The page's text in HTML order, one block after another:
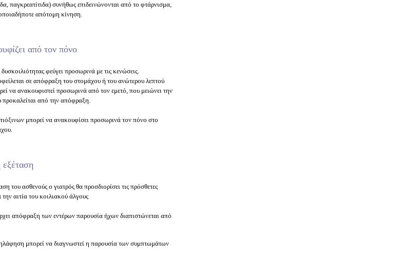
παγκρεατίτιδα) συνήθως επιδεινώνονται από το φτάρνισμα,
απότομη κίνηση.
από τον πόνο
φεύγει προσωρινά με τις κενώσεις.
σε απόφραξη του στομάχου ή του ανώτερου λεπτού
να ανακουφιστεί προσωρινά από τον εμετό, που μειώνει την
προκαλείται από την απόφραξη.
μπορεί να ανακουφίσει προσωρινά τον πόνο στο
του ασθενούς ο γιατρός θα προσδιορίσει τις πρόσθετες
την αιτία του κοιλιακού άλγους
απόφραξη των εντέρων παρουσία ήχων διαπιστώνεται από
μπορεί να διαγνωστεί η παρουσία των συμπτωμάτων